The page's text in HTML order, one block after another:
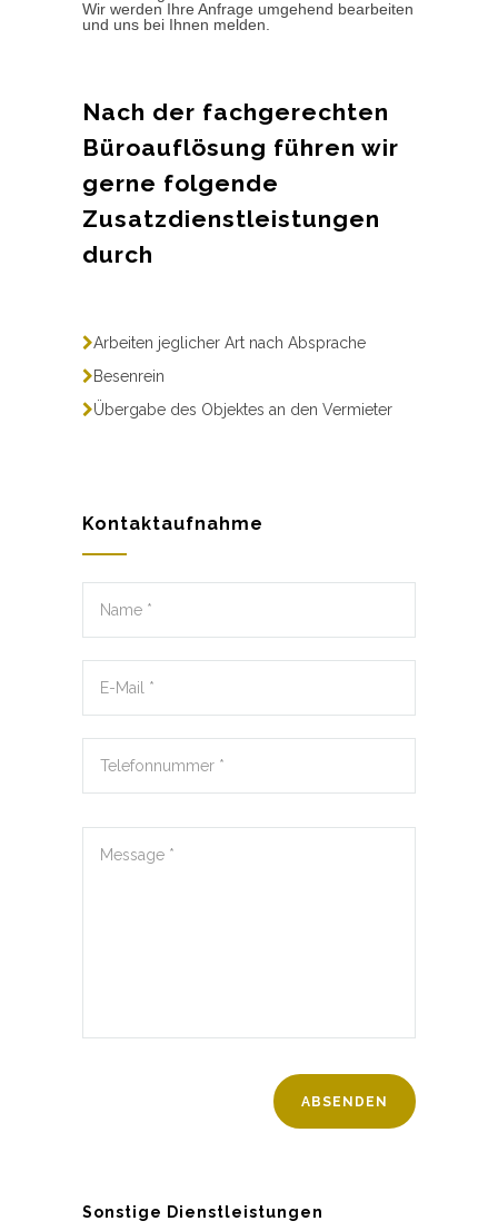
Wir werden Ihre Anfrage umgehend bearbeiten
und uns bei Ihnen melden.
Nach der fachgerechten
Büroauflösung führen wir
gerne folgende
Zusatzdienstleistungen
durch
Arbeiten jeglicher Art nach Absprache
Besenrein
Übergabe des Objektes an den Vermieter
Kontaktaufnahme
Sonstige Dienstleistungen